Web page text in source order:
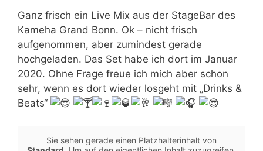
Ganz frisch ein Live Mix aus der StageBar des
Kameha Grand Bonn. Ok – nicht frisch
aufgenommen, aber zumindest gerade
hochgeladen. Das Set habe ich dort im Januar
2020. Ohne Frage freue ich mich aber schon
sehr, wenn es dort wieder losgeht mit „Drinks &
Beats“
Sie sehen gerade einen Platzhalterinhalt von